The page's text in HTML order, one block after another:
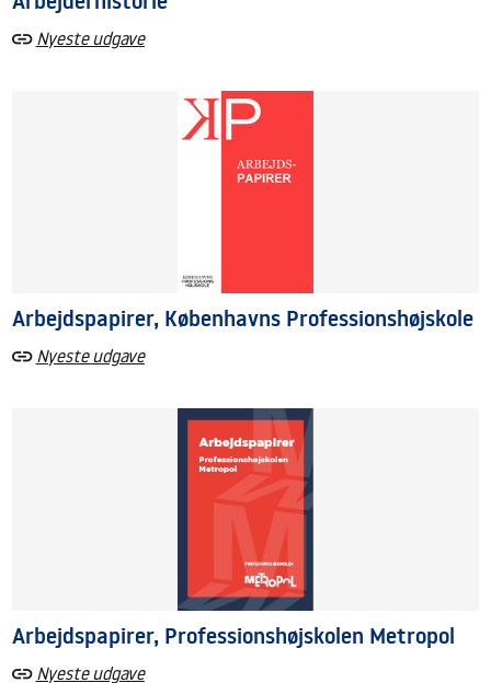
Nyeste udgave
Arbejdspapirer, Københavns Professionshøjskole
Nyeste udgave
Arbejdspapirer, Professionshøjskolen Metropol
Nyeste udgave